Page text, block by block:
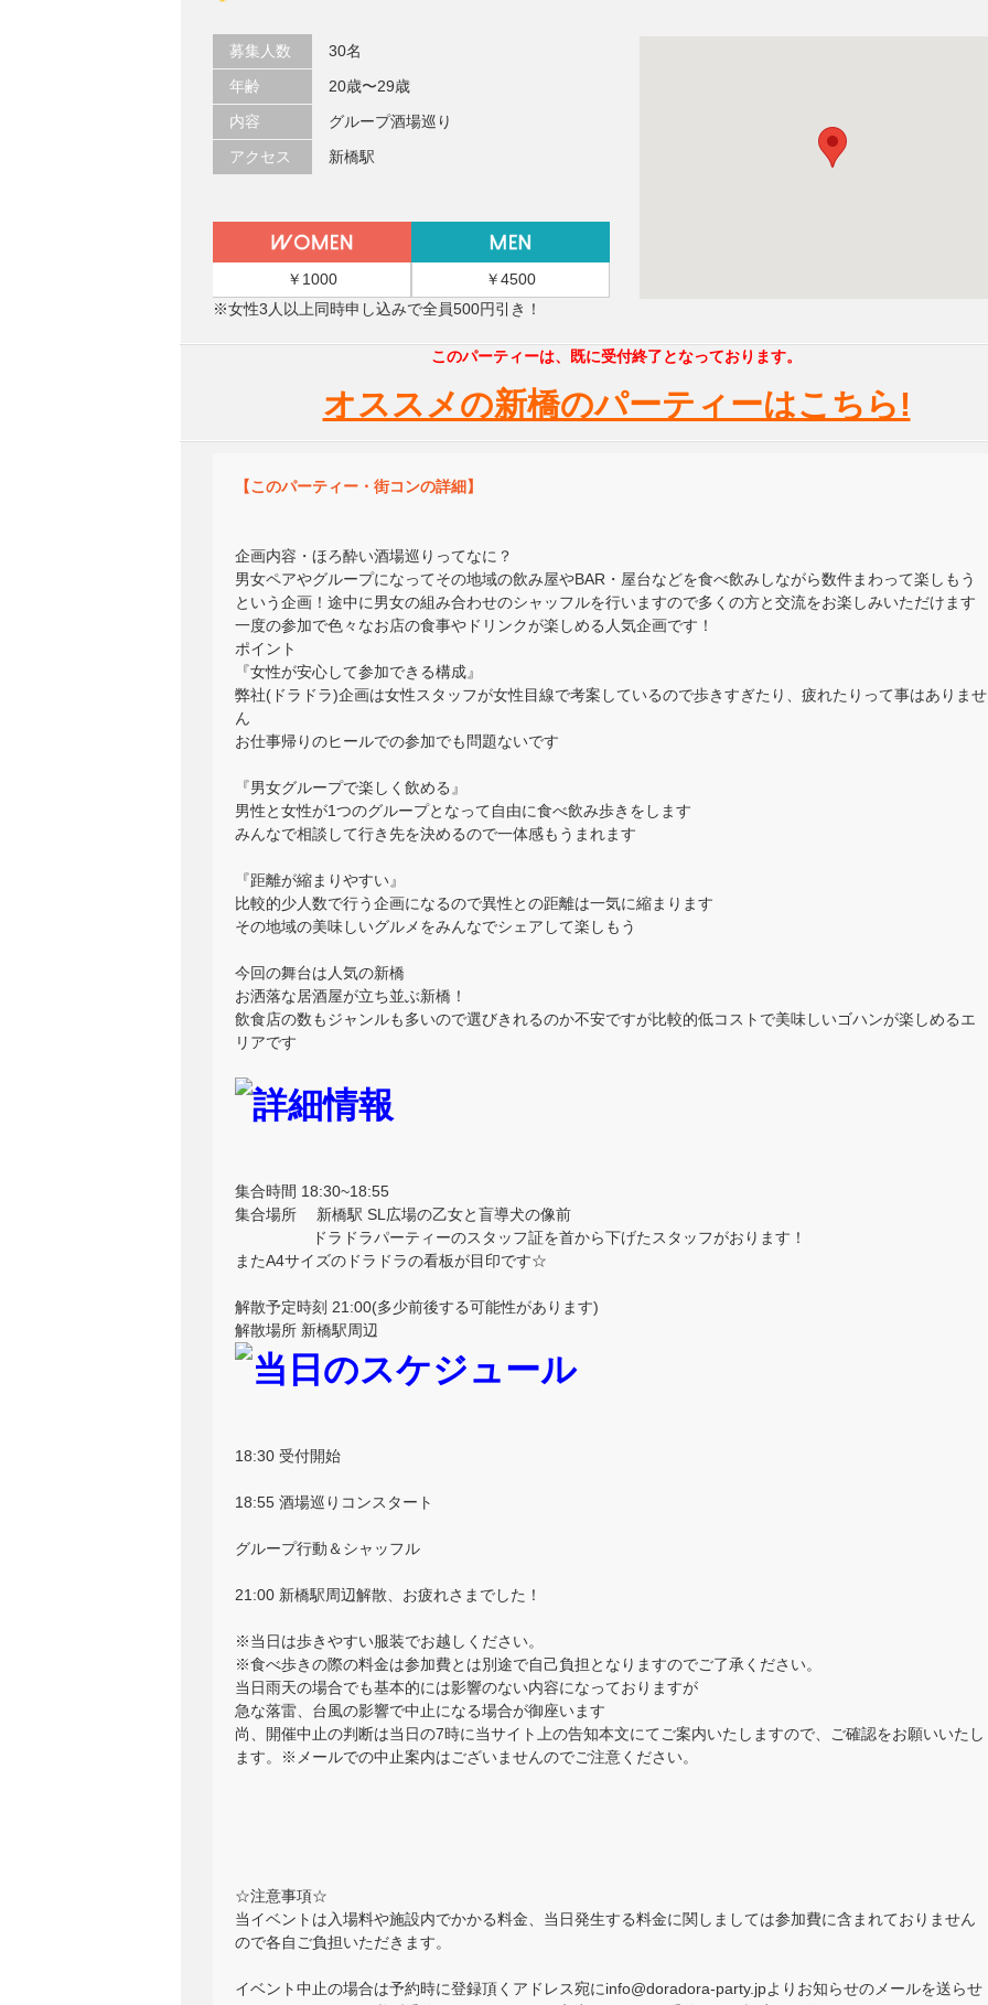
募集人数
30名
年齢
20歳〜29歳
内容
グループ酒場巡り
アクセス
新橋駅
￥1000
￥4500
※女性3人以上同時申し込みで全員500円引き！
このパーティーは、既に受付終了となっております。
オススメの新橋のパーティーはこちら!
【このパーティー・街コンの詳細】
企画内容・ほろ酔い酒場巡りってなに？
男女ペアやグループになってその地域の飲み屋やBAR・屋台などを食べ飲みしながら数件まわって楽しもう
という企画！途中に男女の組み合わせのシャッフルを行いますので多くの方と交流をお楽しみいただけます
一度の参加で色々なお店の食事やドリンクが楽しめる人気企画です！
ポイント
『女性が安心して参加できる構成』
弊社(ドラドラ)企画は女性スタッフが女性目線で考案しているので歩きすぎたり、疲れたりって事はありませ
ん
お仕事帰りのヒールでの参加でも問題ないです
『男女グループで楽しく飲める』
男性と女性が1つのグループとなって自由に食べ飲み歩きをします
みんなで相談して行き先を決めるので一体感もうまれます
『距離が縮まりやすい』
比較的少人数で行う企画になるので異性との距離は一気に縮まります
その地域の美味しいグルメをみんなでシェアして楽しもう
今回の舞台は人気の新橋
お洒落な居酒屋が立ち並ぶ新橋！
飲食店の数もジャンルも多いので選びきれるのか不安ですが比較的低コストで美味しいゴハンが楽しめるエ
リアです
集合時間 18:30~18:55
集合場所 新橋駅 SL広場の乙女と盲導犬の像前
ドラドラパーティーのスタッフ証を首から下げたスタッフがおります！
またA4サイズのドラドラの看板が目印です☆
解散予定時刻 21:00(多少前後する可能性があります)
解散場所 新橋駅周辺
18:30 受付開始
18:55 酒場巡りコンスタート
グループ行動＆シャッフル
21:00 新橋駅周辺解散、お疲れさまでした！
※当日は歩きやすい服装でお越しください。
※食べ歩きの際の料金は参加費とは別途で自己負担となりますのでご了承ください。
当日雨天の場合でも基本的には影響のない内容になっておりますが
急な落雷、台風の影響で中止になる場合が御座います
尚、開催中止の判断は当日の7時に当サイト上の告知本文にてご案内いたしますので、ご確認をお願いいたし
ます。※メールでの中止案内はございませんのでご注意ください。
☆注意事項☆
当イベントは入場料や施設内でかかる料金、当日発生する料金に関しましては参加費に含まれておりません
ので各自ご負担いただきます。
イベント中止の場合は予約時に登録頂くアドレス宛にinfo@doradora-party.jpよりお知らせのメールを送らせ